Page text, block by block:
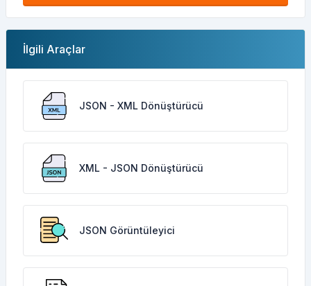
İlgili Araçlar
JSON - XML Dönüştürücü
XML - JSON Dönüştürücü
JSON Görüntüleyici